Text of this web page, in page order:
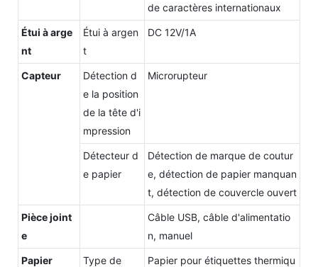
de caractères internationaux
Étui à arge
nt
Étui à argen
t
DC 12V/1A
Capteur
Détection d
e la position
de la tête d'i
mpression
Microrupteur
Détecteur d
e papier
Détection de marque de coutur
e, détection de papier manquan
t, détection de couvercle ouvert
Pièce joint
e
Câble USB, câble d'alimentatio
n, manuel
Papier
Type de
Papier pour étiquettes thermiqu